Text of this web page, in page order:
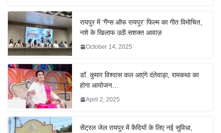
रायपुर में ‘गैंग्स ऑफ रायपुर’ फिल्म का गीत विमोचित,
नशे के खिलाफ उठी सशक्त आवाज़
October 14, 2025
डॉ. कुमार विश्वास कल आएंगे दंतेवाड़ा, रामकथा का
होगा आयोजन…
April 2, 2025
सेंट्रल जेल रायपुर में कैदियों के लिए नई सुविधा,